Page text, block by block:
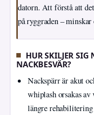
datorn. Att förstå att
på ryggraden –
HUR SKILJER SIG
NACKBESVÄR?
Nackspärr är akut
whiplash orsakas av
längre